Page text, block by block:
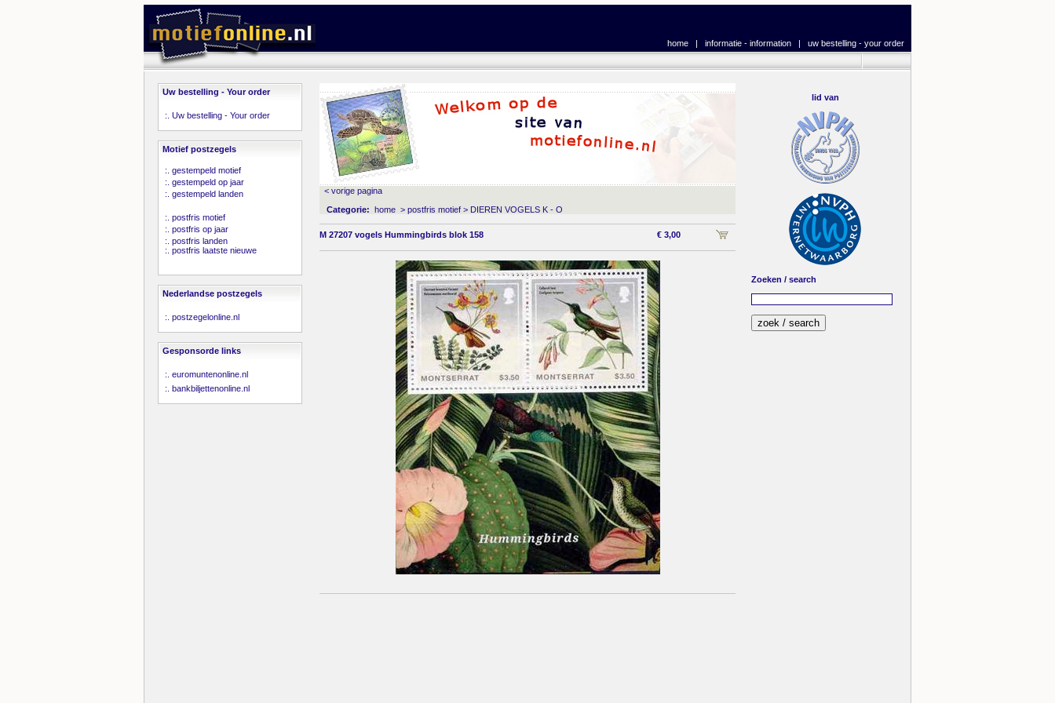
home | informatie - information | uw bestelling - your order
Uw bestelling - Your order
:. Uw bestelling - Your order
Motief postzegels
:. gestempeld motief
:. gestempeld op jaar
:. gestempeld landen
:. postfris motief
:. postfris op jaar
:. postfris landen
:. postfris laatste nieuwe
Nederlandse postzegels
:. postzegelonline.nl
Gesponsorde links
:. euromuntenonline.nl
:. bankbiljettenonline.nl
< vorige pagina
Categorie: home > postfris motief > DIEREN VOGELS K - O
M 27207 vogels Hummingbirds blok 158 € 3,00
lid van
Zoeken / search